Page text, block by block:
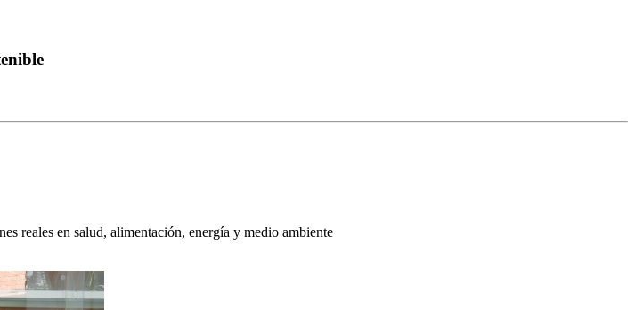
reales en salud, alimentación, energía y medio ambiente